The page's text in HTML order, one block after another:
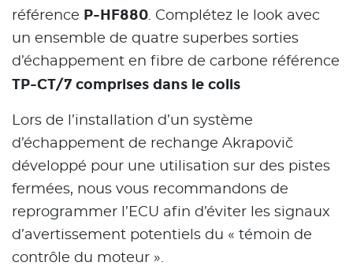
référence P-HF880. Complétez le look avec
un ensemble de quatre superbes sorties
d’échappement en fibre de carbone référence
TP-CT/7 comprises dans le colis
Lors de l’installation d’un système
d’échappement de rechange Akrapovič
développé pour une utilisation sur des pistes
fermées, nous vous recommandons de
reprogrammer l’ECU afin d’éviter les signaux
d’avertissement potentiels du « témoin de
contrôle du moteur ».